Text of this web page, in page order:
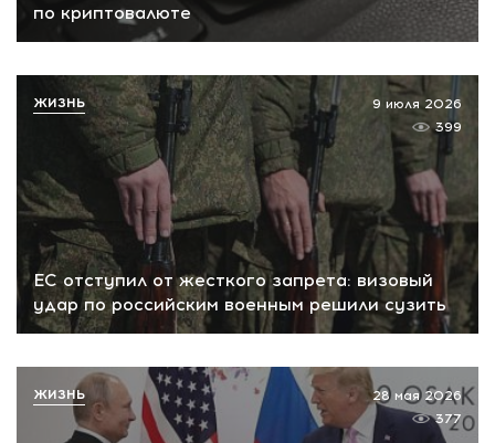
по криптовалюте
ЕС отступил от жесткого запрета: визовый
удар по российским военным решили сузить
9 июля 2026
399
ЖИЗНЬ
28 мая 2026
377
ЖИЗНЬ